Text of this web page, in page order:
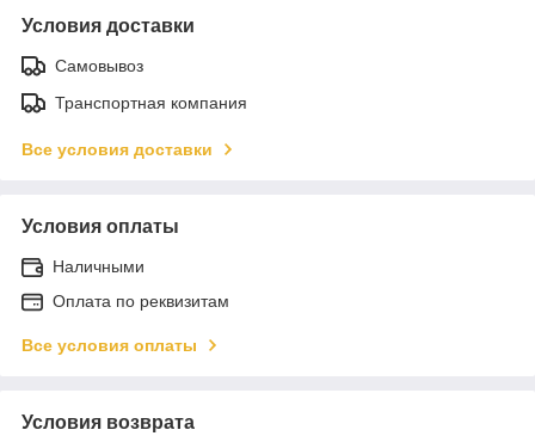
Условия доставки
Самовывоз
Транспортная компания
Все условия доставки
Условия оплаты
Наличными
Оплата по реквизитам
Все условия оплаты
Условия возврата